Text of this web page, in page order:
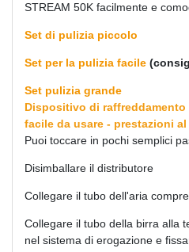
STREAM 50K facilmente e
Set di pulizia piccolo
Set per la pulizia facile
Set pulizia grande
Dispositivo di raffreddamento
facile da usare - prestazioni
Puoi toccare in pochi semplici
Disimballare il distributore
Collegare il tubo dell'aria
Collegare il tubo della birra alla
nel sistema di erogazione e